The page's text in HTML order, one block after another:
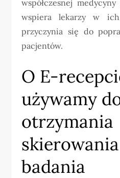
współczesnej
wspiera lekarzy w
przyczynia się do
pacjentów.
O E-
używamy
otrzymania
badania